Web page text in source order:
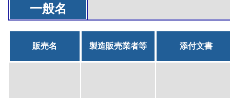
一般名
販売名 製造販売業者等 添付文書